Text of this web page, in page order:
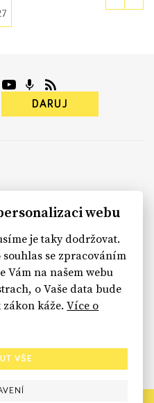
DARUJ
webu
je taky dodržovat.
se zpracováním
Vám na našem webu
o Vaše data bude
zákon káže.Více o
VŠE